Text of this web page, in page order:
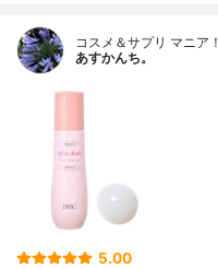
コスメ＆サプリ マニア！
あすかんち。
5.00